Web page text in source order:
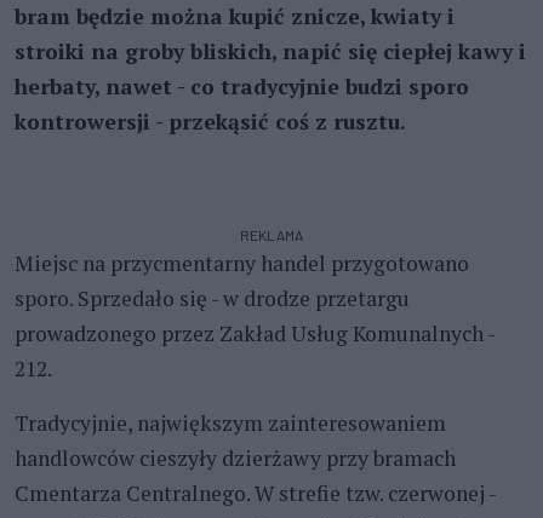
bram będzie można kupić znicze, kwiaty i
stroiki na groby bliskich, napić się ciepłej kawy i
herbaty, nawet - co tradycyjnie budzi sporo
kontrowersji - przekąsić coś z rusztu.
REKLAMA
Miejsc na przycmentarny handel przygotowano
sporo. Sprzedało się - w drodze przetargu
prowadzonego przez Zakład Usług Komunalnych -
212.
Tradycyjnie, największym zainteresowaniem
handlowców cieszyły dzierżawy przy bramach
Cmentarza Centralnego. W strefie tzw. czerwonej -